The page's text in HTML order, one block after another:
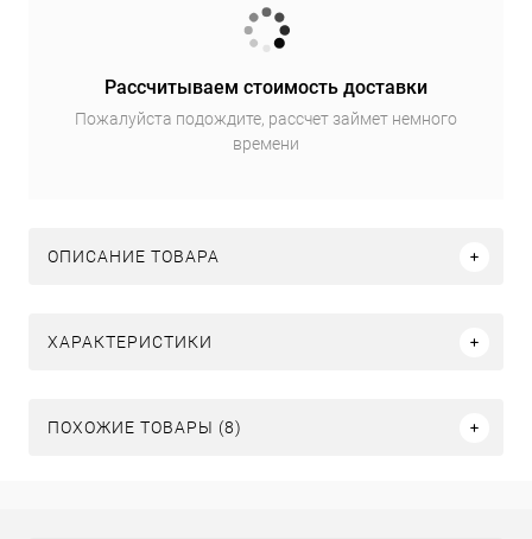
Рассчитываем стоимость доставки
Пожалуйста подождите, рассчет займет немного
времени
ОПИСАНИЕ ТОВАРА
ХАРАКТЕРИСТИКИ
ПОХОЖИЕ ТОВАРЫ (8)